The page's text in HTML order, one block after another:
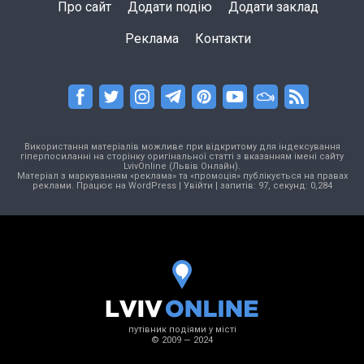
Про сайт Додати подію Додати заклад
Реклама Контакти
Використання матеріалів можливе при відкритому для індексування
гіперпосиланні на сторінку оригінальної статті з вказанням імені сайту
LvivOnline (Львів Онлайн).
Матеріал з маркуванням «реклама» та «промоція» публікується на правах
реклами. Працює на WordPress| Увійти | запитів: 97, секунд: 0,284
путівник подіями у місті
© 2009 — 2024